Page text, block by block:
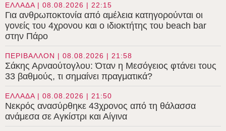
ΕΛΛΑΔΑ | 08.08.2026 | 22:15
Για ανθρωποκτονία από αμέλεια κατηγορούνται οι
γονείς του 4χρονου και ο ιδιοκτήτης του beach bar
στην Πάρο
ΠΕΡΙΒΑΛΛΟΝ | 08.08.2026 | 21:58
Σάκης Αρναούτογλου: Όταν η Μεσόγειος φτάνει τους
33 βαθμούς, τι σημαίνει πραγματικά?
ΕΛΛΑΔΑ | 08.08.2026 | 21:50
Νεκρός ανασύρθηκε 43χρονος από τη θάλασσα
ανάμεσα σε Αγκίστρι και Αίγινα